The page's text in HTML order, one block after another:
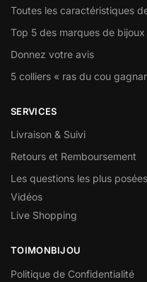
Toutes les caractéristiques
Top 5 des marques de
Donnez votre avis
5 colliers « ras du cou
SERVICES
Livraison & Suivi
Retours et Remboursement
Les questions les plus
Vidéos
Live Shopping
TOIMONBIJOU
Politique de Confidentialité